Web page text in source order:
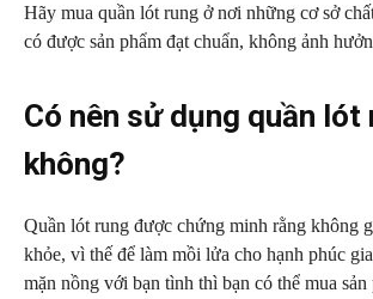
Hãy mua quần lót rung ở nơi những cơ sở
có được sản phẩm đạt chuẩn, không ảnh
Có nên sử dụng quần lót
không?
Quần lót rung được chứng minh rằng không
khỏe, vì thế để làm mồi lửa cho hạnh phúc
mặn nồng với bạn tình thì bạn có thể mua sản